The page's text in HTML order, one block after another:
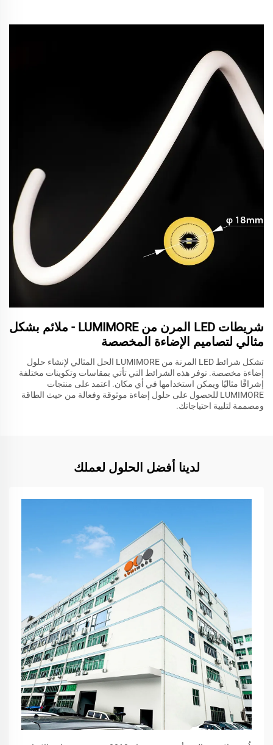
شريطات LED المرن من LUMIMORE - ملائم بشكل
مثالي لتصاميم الإضاءة المخصصة
تشكل شرائط LED المرنة من LUMIMORE الحل المثالي لإنشاء حلول
إضاءة مخصصة. توفر هذه الشرائط التي تأتي بمقاسات وتكوينات مختلفة
إشراقًا مثاليًا ويمكن استخدامها في أي مكان. اعتمد على منتجات
LUMIMORE للحصول على حلول إضاءة موثوقة وفعالة من حيث الطاقة
ومصممة لتلبية احتياجاتك.
لدينا أفضل الحلول لعملك